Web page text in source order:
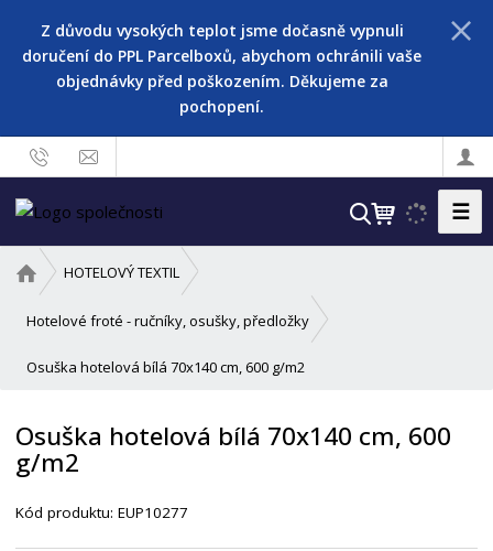
Z důvodu vysokých teplot jsme dočasně vypnuli
doručení do PPL Parcelboxů, abychom ochránili vaše
objednávky před poškozením. Děkujeme za
pochopení.
V
☰
v
o
n
t
r
n
HOTELOVÝ TEXTIL
Hotelové froté - ručníky, osušky, předložky
Osuška hotelová bílá 70x140 cm, 600 g/m2
Osuška hotelová bílá 70x140 cm, 600
g/m2
Kód produktu:EUP10277